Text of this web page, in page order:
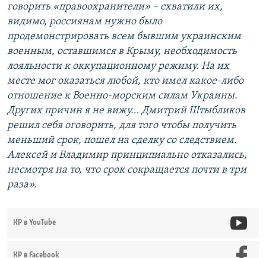
говорить «правоохранители» – схватили их,
видимо, россиянам нужно было
продемонстрировать всем бывшим украинским
военным, оставшимся в Крыму, необходимость
лояльности к оккупационному режиму. На их
месте мог оказаться любой, кто имел какое-либо
отношение к Военно-морским силам Украины.
Других причин я не вижу… Дмитрий Штыбликов
решил себя оговорить, для того чтобы получить
меньший срок, пошел на сделку со следствием.
Алексей и Владимир принципиально отказались,
несмотря на то, что срок сокращается почти в три
раза».
КР в YouTube
КР в Facebook